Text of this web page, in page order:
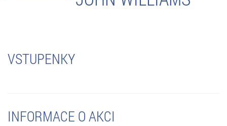
VSTUPENKY
INFORMACE O AKCI